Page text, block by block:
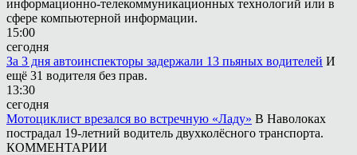
информационно-телекоммуникационных технологий или в
сфере компьютерной информации.
15:00
сегодня
За 3 дня автоинспекторы задержали 13 пьяных водителей И
ещё 31 водителя без прав.
13:30
сегодня
Мотоциклист врезался во встречную «Ладу» В Наволоках
пострадал 19-летний водитель двухколёсного транспорта.
КОММЕНТАРИИ